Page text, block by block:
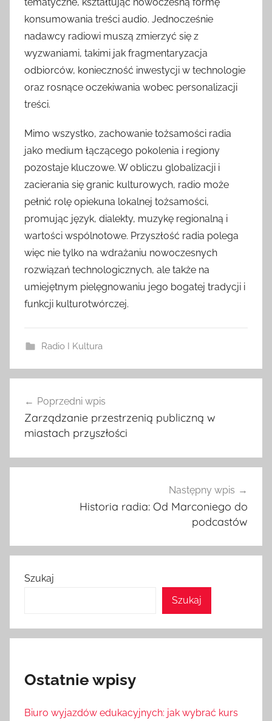
konsumowania treści audio. Jednocześnie
nadawcy radiowi muszą zmierzyć się z
wyzwaniami, takimi jak fragmentaryzacja
odbiorców, konieczność inwestycji w technologie
oraz rosnące oczekiwania wobec personalizacji
treści.
Mimo wszystko, zachowanie tożsamości radia
jako medium łączącego pokolenia i regiony
pozostaje kluczowe. W obliczu globalizacji i
zacierania się granic kulturowych, radio może
pełnić rolę opiekuna lokalnej tożsamości,
promując język, dialekty, muzykę regionalną i
wartości wspólnotowe. Przyszłość radia polega
więc nie tylko na wdrażaniu nowoczesnych
rozwiązań technologicznych, ale także na
umiejętnym pielęgnowaniu jego bogatej tradycji i
funkcji kulturotwórczej.
Radio I Kultura
wpisu
Poprzedni wpis
Zarządzanie przestrzenią publiczną w
miastach przyszłości
Następny wpis
Historia radia: Od Marconiego do
podcastów
Szukaj
Szukaj
Ostatnie wpisy
Biuro wyjazdów edukacyjnych: jak wybrać kurs